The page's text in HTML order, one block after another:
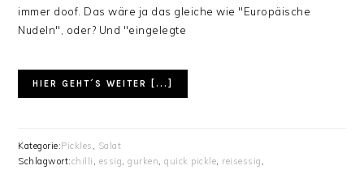
immer doof. Das wäre ja das gleiche wie "Europäische
Nudeln", oder? Und "eingelegte
HIER GEHT´S WEITER [...]
Kategorie:Pickles , Salat
Schlagwort:chilli , essig,gurken,quick pickle, reisessig ,